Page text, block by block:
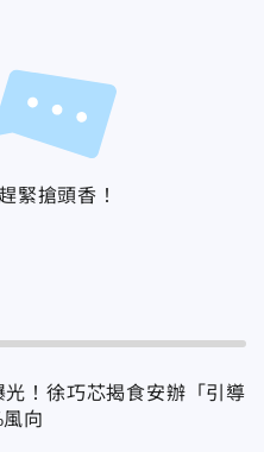
緊搶頭香！
！徐巧芯揭食安辦「引導
向